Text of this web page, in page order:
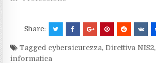
Share:
Tagged cybersicurezza, Direttiva NIS2,
informatica